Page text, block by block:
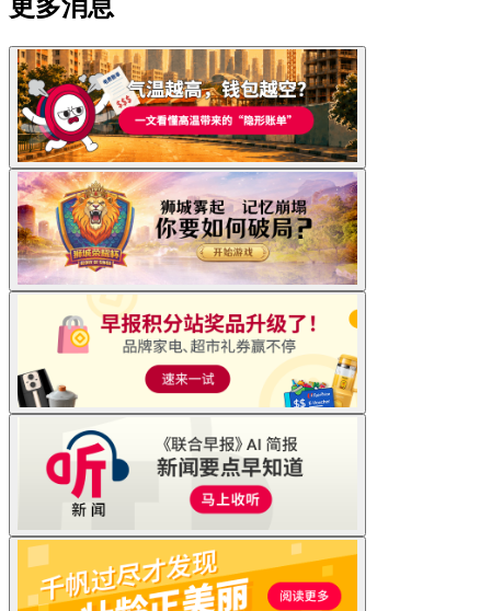
更多消息